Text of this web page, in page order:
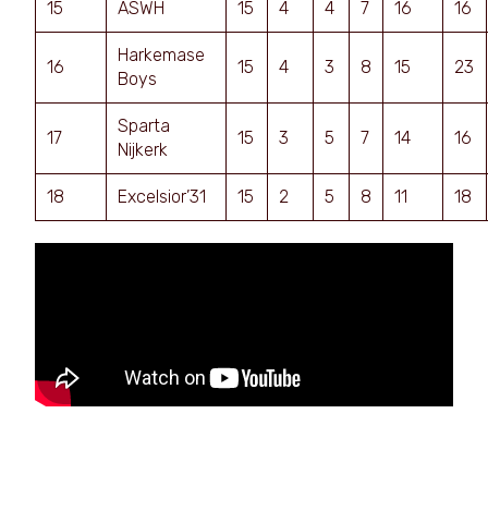
15 ASWH 15 4 4 7 16 16
16
Harkemase
Boys
15 4 3 8 15 23
17
Sparta
Nijkerk
15 3 5 7 14 16
18 Excelsior’31 15 2 5 8 11 18